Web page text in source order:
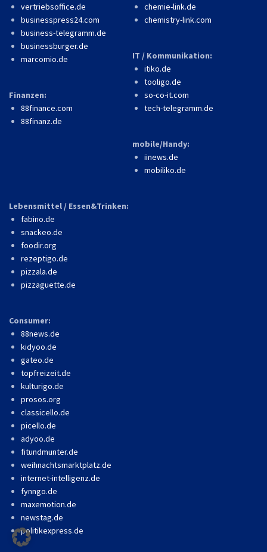
vertriebsoffice.de
businesspress24.com
business-telegramm.de
businessburger.de
marcomio.de
Finanzen:
88finance.com
88finanz.de
chemie-link.de
chemistry-link.com
IT / Kommunikation:
itiko.de
tooligo.de
so-co-it.com
tech-telegramm.de
mobile/Handy:
iinews.de
mobiliko.de
Lebensmittel / Essen&Trinken:
fabino.de
snackeo.de
foodir.org
rezeptigo.de
pizzala.de
pizzaguette.de
Consumer:
88news.de
kidyoo.de
gateo.de
topfreizeit.de
kulturigo.de
prosos.org
classicello.de
picello.de
adyoo.de
fitundmunter.de
weihnachtsmarktplatz.de
internet-intelligenz.de
fynngo.de
maxemotion.de
newstag.de
politikexpress.de